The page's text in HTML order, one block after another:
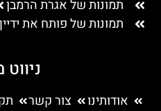
תמונות של אגרת הרמבן
תמונות של פותח את
אודותינו צור קשר